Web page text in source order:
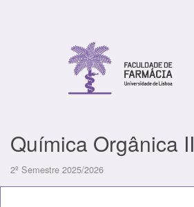
Química Orgânica II
2º Semestre 2025/2026